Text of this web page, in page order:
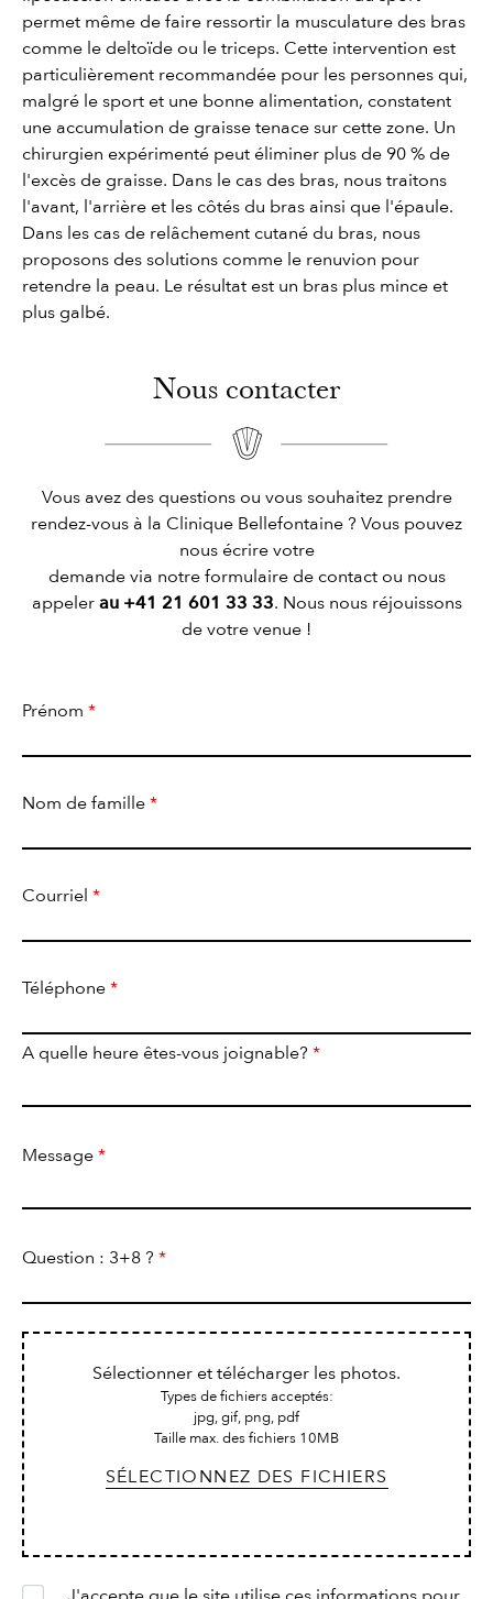
permet même de faire ressortir la musculature des bras
comme le deltoïde ou le triceps. Cette intervention est
particulièrement recommandée pour les personnes qui,
malgré le sport et une bonne alimentation, constatent
une accumulation de graisse tenace sur cette zone. Un
chirurgien expérimenté peut éliminer plus de 90 % de
l'excès de graisse. Dans le cas des bras, nous traitons
l'avant, l'arrière et les côtés du bras ainsi que l'épaule.
Dans les cas de relâchement cutané du bras, nous
proposons des solutions comme le renuvion pour
retendre la peau. Le résultat est un bras plus mince et
plus galbé.
Nous contacter
Vous avez des questions ou vous souhaitez prendre
rendez-vous à la Clinique Bellefontaine ? Vous pouvez
nous écrire votre
demande via notre formulaire de contact ou nous
appelerau +41 21 601 33 33. Nous nous réjouissons
de votre venue !
Prénom *
Nom de famille*
Courriel *
Téléphone*
A quelle heure êtes-vous joignable? *
Message*
Question : 3+8 ? *
SÉLECTIONNEZ DES FICHIERS
Sélectionner et télécharger les photos.
Types de fichiers acceptés:
jpg, gif, png, pdf
Taille max. des fichiers 10MB